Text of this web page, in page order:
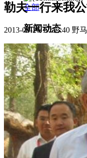
全部
新闻动态
集团新闻 媒体报
往来名人
人才招聘
人才招聘
人才理念
人才招聘
社会招聘 校园招
视觉文化
勒夫一行来我
2013-03-26 17:33:40 野马